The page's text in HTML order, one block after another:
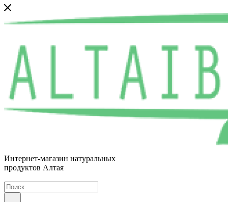
Интернет-магазин натуральных
продуктов Алтая